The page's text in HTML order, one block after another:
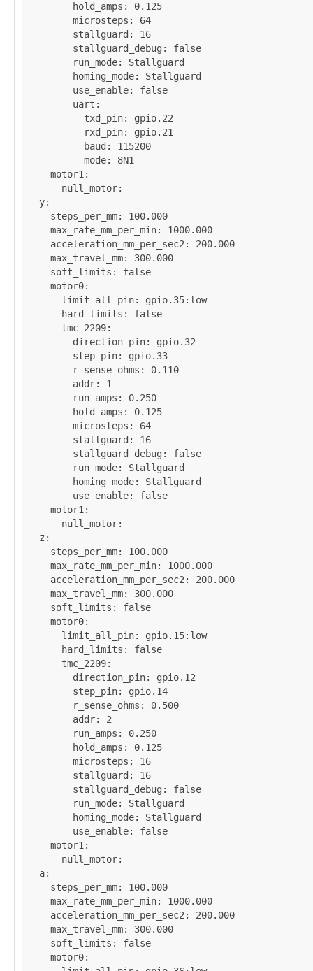
hold_amps : 0.125
microsteps : 64
stallguard : 16
stallguard_debug : false
run_mode: Stallguard
homing_mode: Stallguard
use_enable: false
uart :
txd_pin: gpio.22
rxd_pin: gpio.21
baud : 115200
mode: 8N1
motor1 :
null_motor:
y:
steps_per_mm: 100.000
max_rate_mm_per_min: 1000.000
acceleration_mm_per_sec2 : 200.000
max_travel_mm: 300.000
soft_limits : false
motor0:
limit_all_pin: gpio.35:low
hard_limits : false
tmc_2209:
direction_pin: gpio.32
step_pin: gpio.33
r_sense_ohms : 0.110
addr: 1
run_amps : 0.250
hold_amps : 0.125
microsteps : 64
stallguard : 16
stallguard_debug : false
run_mode: Stallguard
homing_mode: Stallguard
use_enable: false
motor1 :
null_motor:
z :
steps_per_mm: 100.000
max_rate_mm_per_min: 1000.000
acceleration_mm_per_sec2 : 200.000
max_travel_mm: 300.000
soft_limits : false
motor0:
limit_all_pin: gpio.15:low
hard_limits : false
tmc_2209:
direction_pin: gpio.12
step_pin: gpio.14
r_sense_ohms : 0.500
addr: 2
run_amps : 0.250
hold_amps : 0.125
microsteps : 16
stallguard : 16
stallguard_debug : false
run_mode: Stallguard
homing_mode: Stallguard
use_enable: false
motor1 :
null_motor:
a:
steps_per_mm: 100.000
max_rate_mm_per_min: 1000.000
acceleration_mm_per_sec2 : 200.000
max_travel_mm: 300.000
soft_limits : false
motor0: